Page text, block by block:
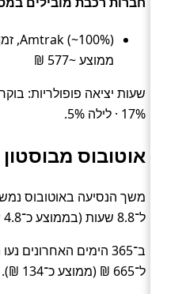
ממוצע ~577 ₪
17% · לילה 5%.
אוטובוס מבוסטון
ל־8.8 שעות (בממוצע כ־4.8 שעות) (Bus).
ל־665 ₪ (ממוצע כ־134 ₪).